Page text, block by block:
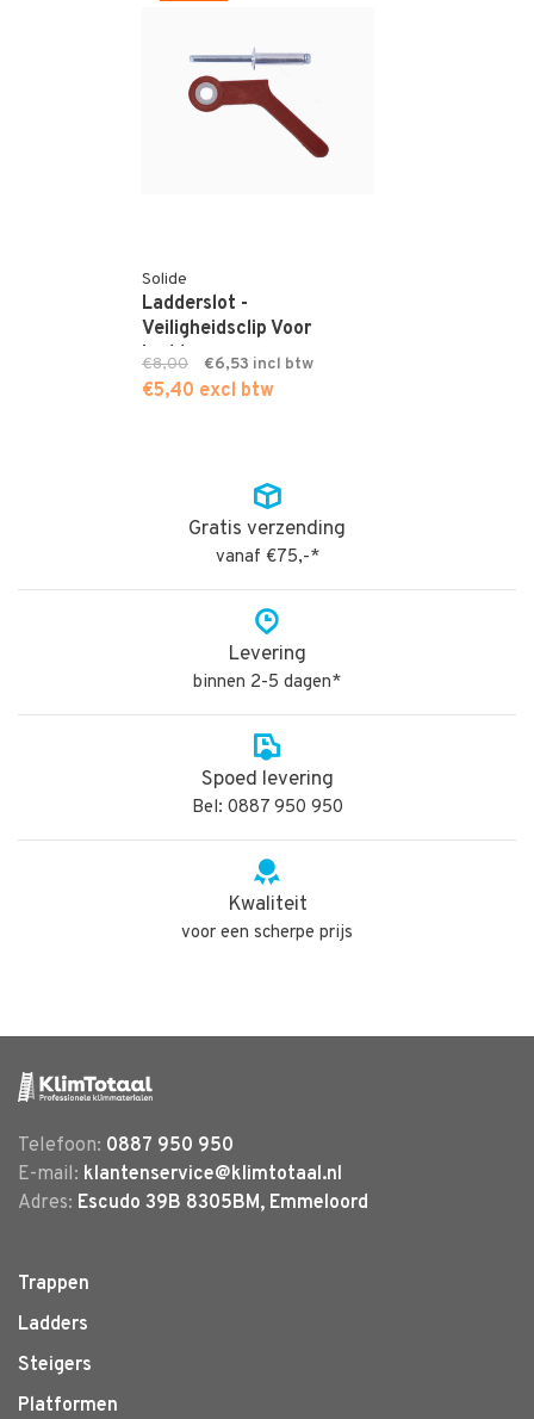
Solide
Ladderslot -
Veiligheidsclip Voor
Ladder
€8,00 €6,53
€5,40 excl btw
Gratis verzending
vanaf €75,-*
Levering
binnen 2-5 dagen*
Spoed levering
Bel: 0887 950 950
Kwaliteit
voor een scherpe prijs
Telefoon: 0887 950 950
E-mail: klantenservice@klimtotaal.nl
Adres: Escudo 39B 8305BM, Emmeloord
Trappen
Ladders
Steigers
Platformen